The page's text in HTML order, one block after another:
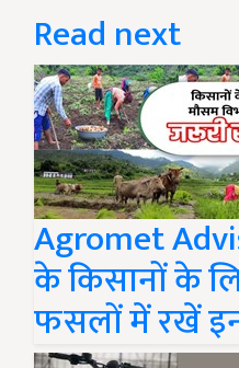
Read next
Agromet
के किसानों के
फसलों में रखें